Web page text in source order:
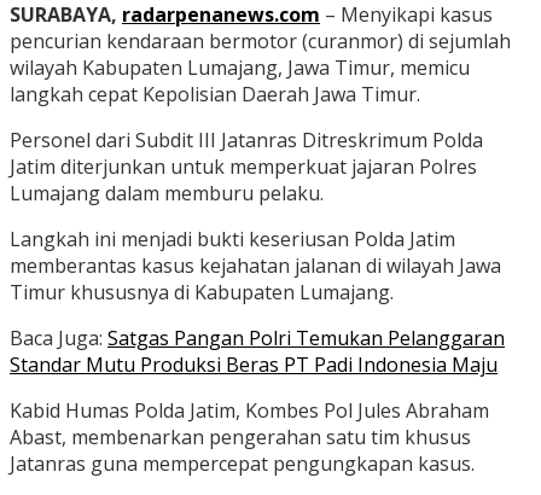
SURABAYA, radarpenanews.com – Menyikapi kasus
pencurian kendaraan bermotor (curanmor) di sejumlah
wilayah Kabupaten Lumajang, Jawa Timur, memicu
langkah cepat Kepolisian Daerah Jawa Timur.
Personel dari Subdit III Jatanras Ditreskrimum Polda
Jatim diterjunkan untuk memperkuat jajaran Polres
Lumajang dalam memburu pelaku.
Langkah ini menjadi bukti keseriusan Polda Jatim
memberantas kasus kejahatan jalanan di wilayah Jawa
Timur khususnya di Kabupaten Lumajang.
Baca Juga: Satgas Pangan Polri Temukan Pelanggaran
Standar Mutu Produksi Beras PT Padi Indonesia Maju
Kabid Humas Polda Jatim, Kombes Pol Jules Abraham
Abast, membenarkan pengerahan satu tim khusus
Jatanras guna mempercepat pengungkapan kasus.